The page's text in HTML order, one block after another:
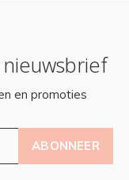
en promoties
ABONNEER